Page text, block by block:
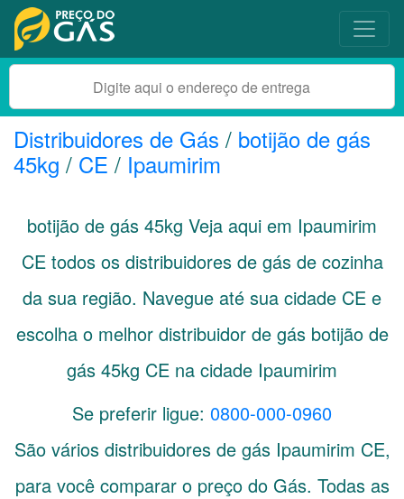
Distribuidores de Gás / botijão de gás
45kg / CE / Ipaumirim
botijão de gás 45kg Veja aqui em Ipaumirim
CEtodos os distribuidores de gás de cozinha
da sua região. Navegue até sua cidade CE e
escolha o melhor distribuidor de gás botijão de
gás 45kg CE na cidade Ipaumirim
Se preferir ligue: 0800-000-0960
São vários distribuidores de gás Ipaumirim CE,
para você comparar o preço do Gás. Todas as